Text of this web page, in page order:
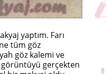
yaptım. Farı
tüm göz
göz kalemi ve
gerçekten